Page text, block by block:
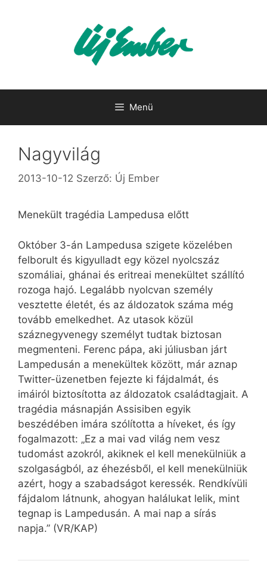
Menü
Nagyvilág
2013-10-12 Szerző: Új Ember
Menekült tragédia Lampedusa előtt
Október 3-án Lampedusa szigete közelében
felborult és kigyulladt egy közel nyolcszáz
szomáliai, ghánai és eritreai menekültet szállító
rozoga hajó. Legalább nyolcvan személy
vesztette életét, és az áldozatok száma még
tovább emelkedhet. Az utasok közül
száznegyvenegy személyt tudtak biztosan
megmenteni. Ferenc pápa, aki júliusban járt
Lampedusán a menekültek között, már aznap
Twitter-üzenetben fejezte ki fájdalmát, és
imáiról biztosította az áldozatok családtagjait. A
tragédia másnapján Assisiben egyik
beszédében imára szólította a híveket, és így
fogalmazott: „Ez a mai vad világ nem vesz
tudomást azokról, akiknek el kell menekülniük a
szolgaságból, az éhezésből, el kell menekülniük
azért, hogy a szabadságot keressék. Rendkívüli
fájdalom látnunk, ahogyan halálukat lelik, mint
tegnap is Lampedusán. A mai nap a sírás
napja.” (VR/KAP)